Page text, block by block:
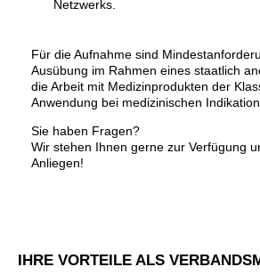
Netzwerks.
Für die Aufnahme sind
Ausübung im Rahmen eines staatlich
die Arbeit mit Medizinprodukten der
Anwendung bei medizinischen
Sie haben Fragen?
Wir stehen Ihnen gerne zur Verfügung
Anliegen!
IHRE VORTEILE ALS